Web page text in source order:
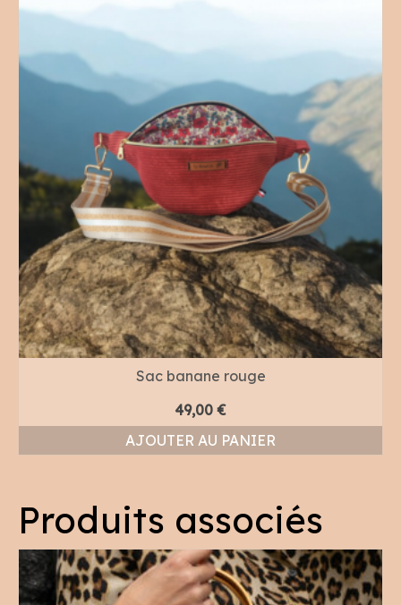
Sac banane rouge
49,00 €
AJOUTER AU PANIER
Produits associés